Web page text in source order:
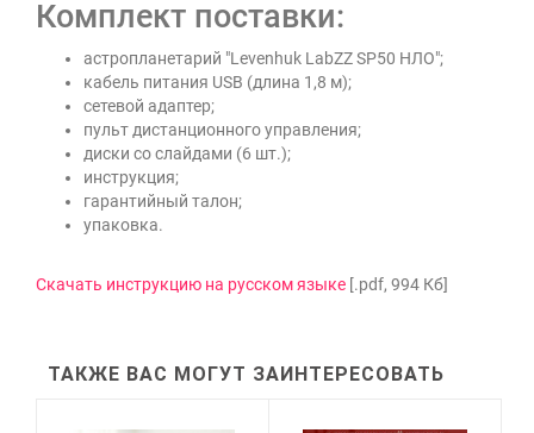
Комплект поставки:
астропланетарий "Levenhuk LabZZ SP50 НЛО";
кабель питания USB (длина 1,8 м);
сетевой адаптер;
пульт дистанционного управления;
диски со слайдами (6 шт.);
инструкция;
гарантийный талон;
упаковка.
Скачать инструкцию на русском языке [.pdf, 994 Кб]
ТАКЖЕ ВАС МОГУТ ЗАИНТЕРЕСОВАТЬ